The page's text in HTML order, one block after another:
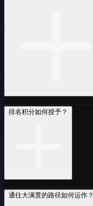
排名积分如何授予？
通往大满贯的路径如何运作？